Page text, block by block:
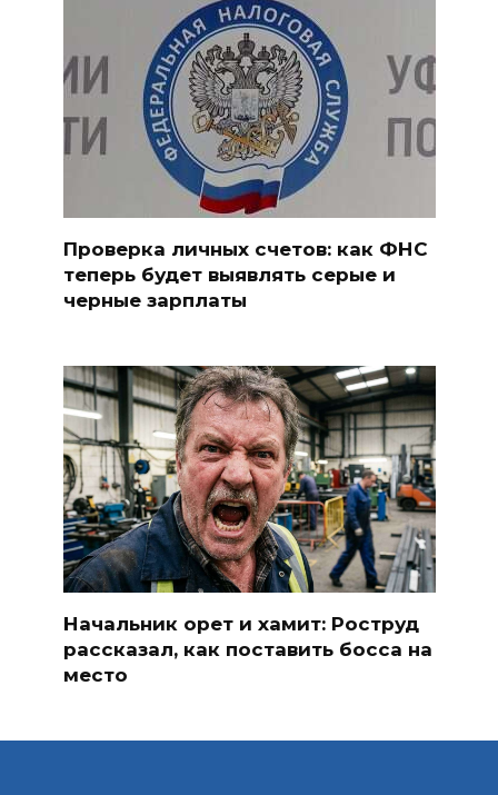
Проверка личных счетов: как ФНС
теперь будет выявлять серые и
черные зарплаты
Начальник орет и хамит: Роструд
рассказал, как поставить босса на
место